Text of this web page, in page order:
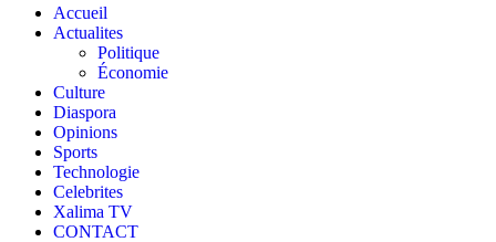
Accueil
Actualites
Politique
Économie
Culture
Diaspora
Opinions
Sports
Technologie
Celebrites
Xalima TV
CONTACT